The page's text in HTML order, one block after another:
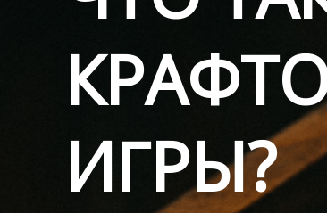
ИГРЫ?